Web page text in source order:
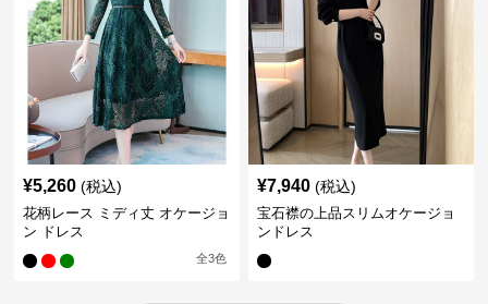
¥5,260 (税込)
花柄レース ミディ丈 オケージョ
ン ドレス
全3色
¥7,940 (税込)
宝石襟の上品スリムオケージョ
ンドレス